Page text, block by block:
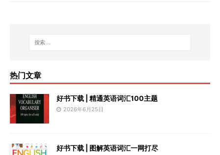
热门文章
好书下载 | 精通英语词汇100主题
2026年6月25日
好书下载 | 图解英语词汇一网打尽